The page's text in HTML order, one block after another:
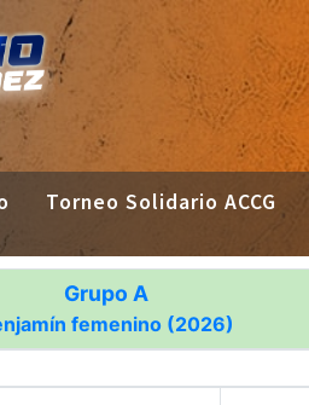
Torneo Solidario ACCG
Grupo A
femenino (2026)